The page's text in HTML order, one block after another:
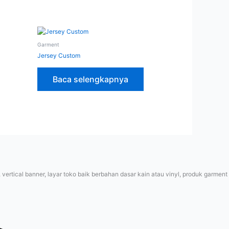
Garment
Jersey Custom
Baca selengkapnya
banner, layar toko baik berbahan dasar kain atau vinyl, produk garment